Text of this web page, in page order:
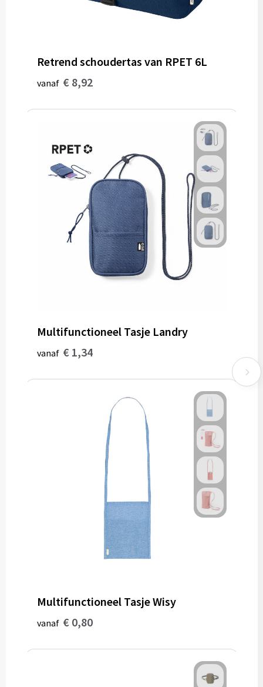
Zonnebrillen
Pashouders
Retrend schoudertas van RPET 6L
vanaf € 8,92
Multifunctioneel Tasje Landry
vanaf € 1,34
Multifunctioneel Tasje Wisy
vanaf € 0,80